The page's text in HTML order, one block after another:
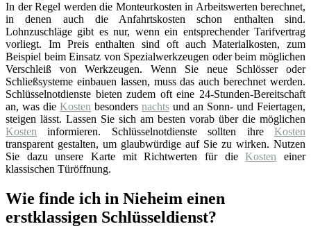
In der Regel werden die Monteurkosten in Arbeitswerten berechnet,
in denen auch die Anfahrtskosten schon enthalten sind.
Lohnzuschläge gibt es nur, wenn ein entsprechender Tarifvertrag
vorliegt. Im Preis enthalten sind oft auch Materialkosten, zum
Beispiel beim Einsatz von Spezialwerkzeugen oder beim möglichen
Verschleiß von Werkzeugen. Wenn Sie neue Schlösser oder
Schließsysteme einbauen lassen, muss das auch berechnet werden.
Schlüsselnotdienste bieten zudem oft eine 24-Stunden-Bereitschaft
an, was die Kosten besonders nachts und an Sonn- und Feiertagen,
steigen lässt. Lassen Sie sich am besten vorab über die möglichen
Kosten informieren. Schlüsselnotdienste sollten ihre Kosten
transparent gestalten, um glaubwürdige auf Sie zu wirken. Nutzen
Sie dazu unsere Karte mit Richtwerten für dieKosten einer
klassischen Türöffnung.
Wie finde ich in Nieheim einen
erstklassigen Schlüsseldienst?